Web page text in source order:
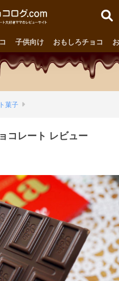
子供向け おもしろチョコ
菓子
コレート レビュー